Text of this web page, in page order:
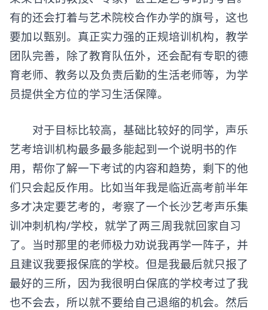
有的还会打着与艺术院校合作办学的旗号，这也
要加以甄别。真正实力强的正规培训机构，教学
团队完善，除了教育队伍外，还会配有专职的德
育老师、教务以及负责后勤的生活老师等，为学
员提供全方位的学习生活保障。
对于目标比较高，基础比较好的同学， 声乐
艺考培训机构最多最多能起到一个说明书的作
用，帮你了解一下考试的内容和趋势，剩下的他
们只会起反作用。比如当年我是临近高考前半年
多才决定要艺考的，考察了一个长沙艺考声乐集
训冲刺机构/学校，就学了两三周我就回家自习
了。当时那里的老师极力劝说我再学一阵子，并
且建议我要报保底的学校。但是我最后就只报了
最好的三所，因为我很明白保底的学校考过了我
也不会去，所以就不要给自己退缩的机会。然后